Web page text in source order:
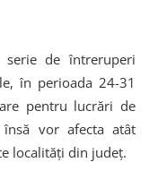
de întreruperi
în perioada 24-31
pentru lucrări de
vor afecta atât
localități din județ.